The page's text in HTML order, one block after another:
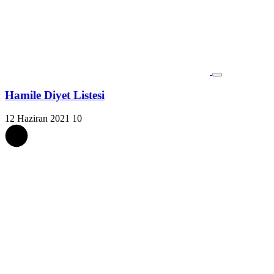
Hamile Diyet Listesi
12 Haziran 2021 10